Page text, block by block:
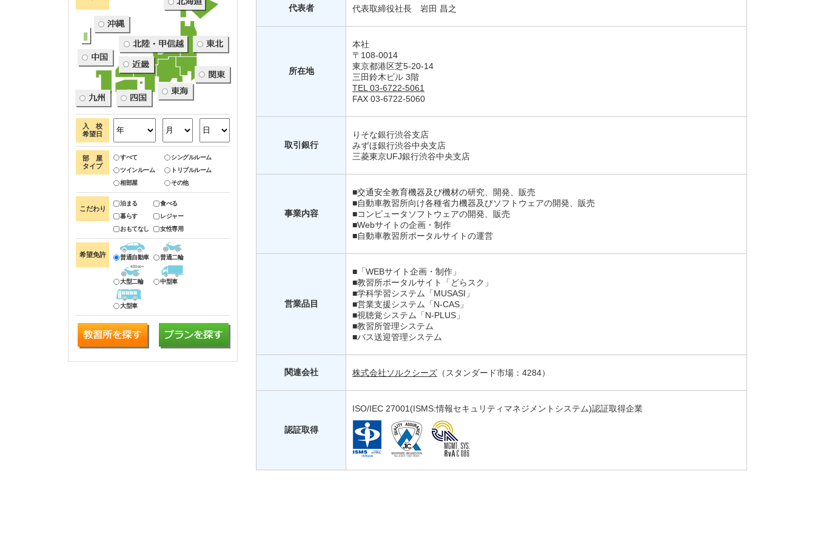
代表者 代表取締役社長 岩田 昌之
所在地
本社
〒108-0014
東京都港区芝5-20-14
三田鈴木ビル 3階
TEL 03-6722-5061
FAX 03-6722-5060
取引銀行
りそな銀行渋谷支店
みずほ銀行渋谷中央支店
三菱東京UFJ銀行渋谷中央支店
事業内容
■交通安全教育機器及び機材の研究、開発、販売
■自動車教習所向け各種省力機器及びソフトウェアの開発、販売
■コンピュータソフトウェアの開発、販売
■Webサイトの企画・制作
■自動車教習所ポータルサイトの運営
営業品目
■「WEBサイト企画・制作」
■教習所ポータルサイト「どらスク」
■学科学習システム「MUSASI」
■営業支援システム「N-CAS」
■視聴覚システム「N-PLUS」
■教習所管理システム
■バス送迎管理システム
関連会社 株式会社ソルクシーズ （スタンダード市場：4284）
認証取得
ISO/IEC 27001(ISMS:情報セキュリティマネジメントシステム)認証取得企業
入 校
希望日
部 屋
タイプ
すべて
シングルルーム
ツインルーム
トリプルルーム
相部屋
その他
こだわり
泊まる
食べる
暮らす
レジャー
おもてなし
女性専用
希望免許 普通自動車 普通二輪
大型二輪 中型車
大型車